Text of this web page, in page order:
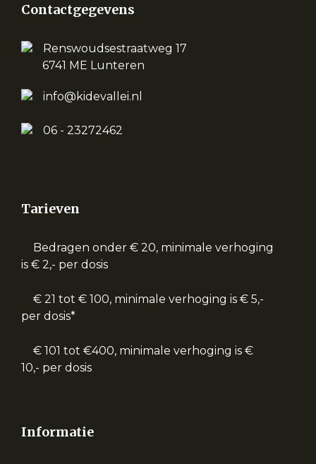
Contactgegevens
Renswoudsestraatweg 17
6741 ME Lunteren
info@kidevallei.nl
06 - 23272462
Tarieven
Bedragen onder € 20, minimale verhoging
is € 2,- per dosis
€ 21 tot € 100, minimale verhoging is € 5,-
per dosis*
€ 101 tot €400, minimale verhoging is €
10,- per dosis
Informatie